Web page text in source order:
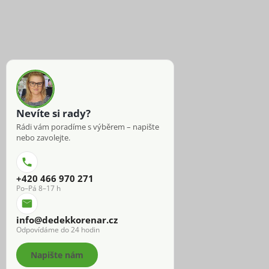
Nevíte si rady?
Rádi vám poradíme s výběrem – napište
nebo zavolejte.
+420 466 970 271
Po–Pá 8–17 h
info@dedekkorenar.cz
Odpovídáme do 24 hodin
Napište nám